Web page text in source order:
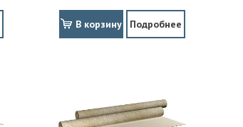
В корзину Подробнее